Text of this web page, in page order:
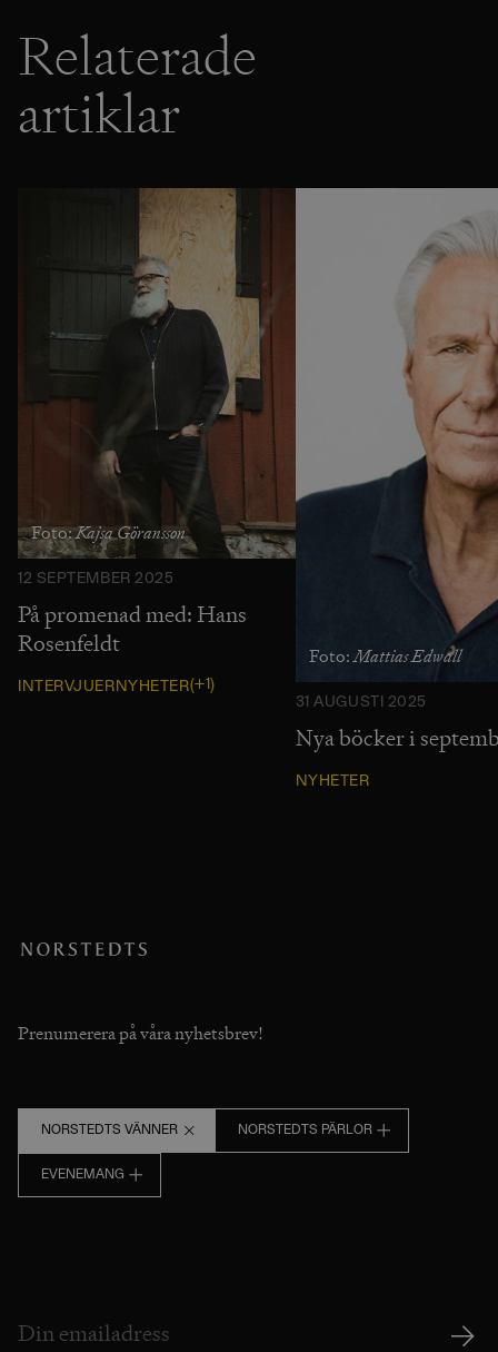
Relaterade
artiklar
Foto:Kajsa Göransson
12 SEPTEMBER 2025
På promenad med: Hans
Rosenfeldt
INTERVJUERNYHETER(+1)
Foto:Mattias Edwall
31 AUGUSTI 2025
Nya böcker i
NYHETER
Prenumerera på våra nyhetsbrev!
NORSTEDTS VÄNNER NORSTEDTS PÄRLOR
EVENEMANG